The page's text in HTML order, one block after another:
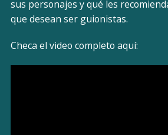
sus personajes y qué les
que desean ser guionistas.
Checa el video completo aquí: